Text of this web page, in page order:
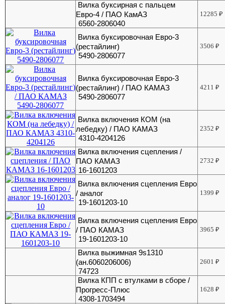
Вилка буксирная с пальцем
Евро-4 / ПАО КамАЗ
6560-2806040
12285₽
Вилка буксировочная Евро-3
(рестайлинг)
5490-2806077
3506₽
Вилка буксировочная Евро-3
(рестайлинг) / ПАО КАМАЗ
5490-2806077
4211₽
Вилка включения КОМ (на
лебедку) / ПАО КАМАЗ
4310-4204126
2352₽
Вилка включения сцепления /
ПАО КАМАЗ
16-1601203
2732₽
Вилка включения сцепления Евро
/ аналог
19-1601203-10
1399₽
Вилка включения сцепления Евро
/ ПАО КАМАЗ
19-1601203-10
3965₽
Вилка выжимная 9s1310
(ан.6060206006)
74723
2601₽
Вилка КПП с втулками в сборе /
Прогресс-Плюс
4308-1703494
1628₽